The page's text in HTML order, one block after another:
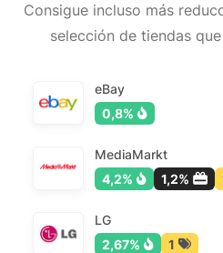
Consigue incluso más
selección de tiendas
eBay
0,8%
MediaMarkt
4,2%
1,2%
LG
2,67%
1